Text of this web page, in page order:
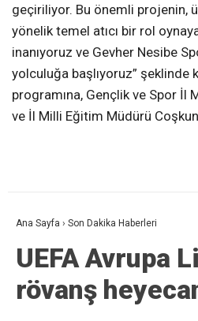
geçiriliyor. Bu önemli projenin,
yönelik temel atıcı bir rol
inanıyoruz ve Gevher Nesibe
yolculuğa başlıyoruz” şeklinde
programına, Gençlik ve Spor İl
ve İl Milli Eğitim Müdürü Coşkun
Ana Sayfa › Son Dakika Haberleri
UEFA Avrupa
rövanş